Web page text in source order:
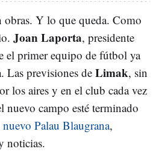
obras. Y lo que queda. Como
Joan Laporta, presidente
el primer equipo de fútbol ya
Las previsiones de Limak, sin
los aires y en el club cada vez
nuevo campo esté terminado
nuevo Palau Blaugrana,
noticias.